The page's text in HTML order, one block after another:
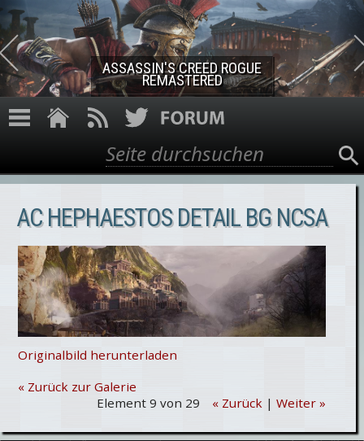
Direkt zum Inhalt
ASSASSIN'S CREED ROGUE
REMASTERED
Suchformular
Suche
AC HEPHAESTOS DETAIL BG NCSA
Originalbild herunterladen
« Zurück zur Galerie
Element 9 von 29
« Zurück| Weiter »